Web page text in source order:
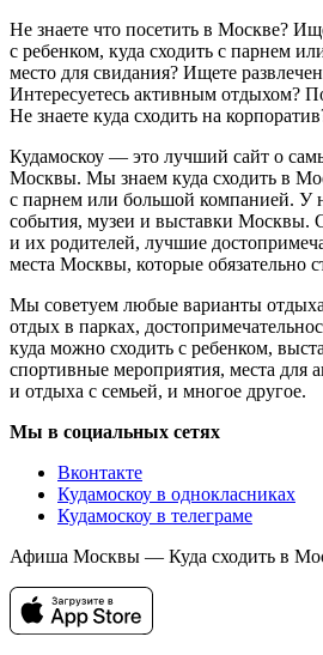
Не знаете что посетить в Москве?
с ребенком, куда сходить с парнем
место для свидания? Ищете
Интересуетесь активным отдыхом?
Не знаете куда сходить на
Кудамоскоу — это лучший сайт о
Москвы. Мы знаем куда сходить в
с парнем или большой компанией. У
события, музеи и выставки Москвы.
и их родителей, лучшие
места Москвы, которые обязательно
Мы советуем любые варианты
отдых в парках,
куда можно сходить с ребенком,
спортивные мероприятия, места для
и отдыха с семьей, и многое другое.
Мы в социальных сетях
Вконтакте
Кудамоскоу в однокласниках
Кудамоскоу в телеграме
Афиша Москвы — Куда сходить в